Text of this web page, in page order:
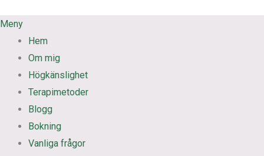
Meny
Hem
Om mig
Högkänslighet
Terapimetoder
Blogg
Bokning
Vanliga frågor